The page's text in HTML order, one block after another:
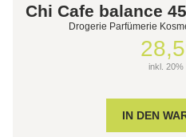
Chi Cafe balance
Drogerie Parfümerie
inkl. 20%